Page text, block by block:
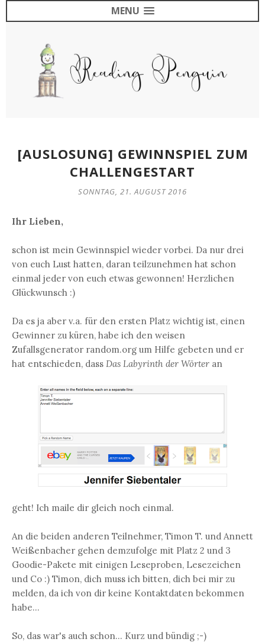
MENU
[AUSLOSUNG] GEWINNSPIEL ZUM
CHALLENGESTART
SONNTAG, 21. AUGUST 2016
Ihr Lieben,
schon ist mein Gewinnspiel wieder vorbei. Da nur drei
von euch Lust hatten, daran teilzunehmen hat schon
einmal jeder von euch etwas gewonnen! Herzlichen
Glückwunsch :)
Da es ja aber v.a. für den ersten Platz wichtig ist, einen
Gewinner zu küren, habe ich den weisen
Zufallsgenerator random.org um Hilfe gebeten und er
hat entschieden, dass Das Labyrinth der Wörter an
geht! Ich maile dir gleich noch einmal.
An die beiden anderen Teilnehmer, Timon T. und Annett
Weißenbacher gehen demzufolge mit Platz 2 und 3
Goodie-Pakete mit einigen Leseproben, Lesezeichen
und Co :) Timon, dich muss ich bitten, dich bei mir zu
melden, da ich von dir keine Kontaktdaten bekommen
habe...
So, das war's auch schon... Kurz und bündig ;-)